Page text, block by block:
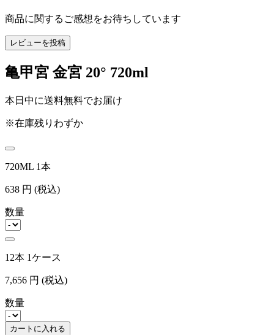
商品に関するご感想をお待ちしています
レビューを投稿
亀甲宮 金宮 20° 720ml
本日中に送料無料でお届け
※在庫残りわずか
720ML 1本
638 円 (税込)
数量
12本 1ケース
7,656 円 (税込)
数量
カートに入れる